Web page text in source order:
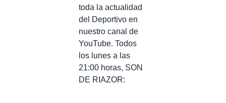
toda la actualidad
del Deportivo en
nuestro canal de
YouTube. Todos
los lunes a las
21:00 horas, SON
DE RIAZOR: